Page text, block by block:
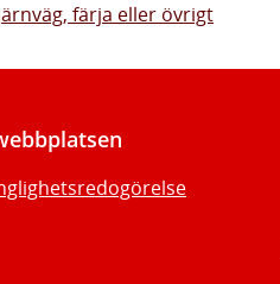
färja eller övrigt